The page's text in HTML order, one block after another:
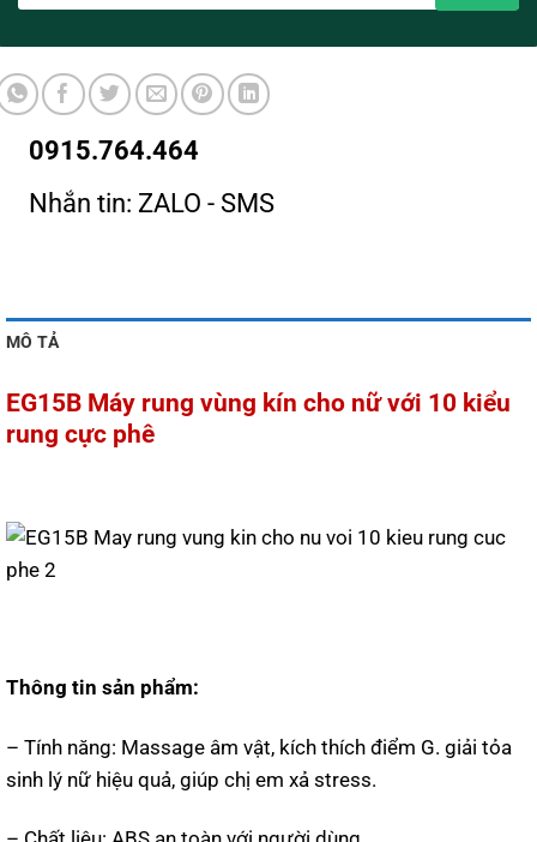
0915.764.464
Nhắn tin: ZALO - SMS
MÔ TẢ
EG15B Máy rung vùng kín cho nữ với 10 kiểu
rung cực phê
Thông tin sản phẩm:
– Tính năng: Massage âm vật, kích thích điểm G. giải tỏa
sinh lý nữ hiệu quả, giúp chị em xả stress.